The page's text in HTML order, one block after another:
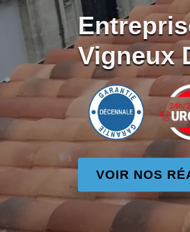
Vigneux
VOIR NOS